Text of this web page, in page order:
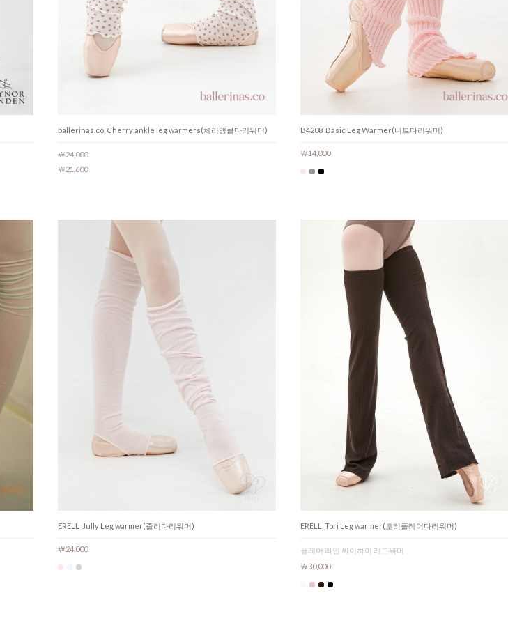
ballerinas.co_Cherry ankle leg warmers(체리앵클다리워머)
￦24,000
￦21,600
B4208_Basic Leg Warmer(니트다리워머)
￦14,000
ERELL_Jully Leg warmer(쥴리다리워머)
￦24,000
ERELL_Tori Leg warmer(토리플레어다리워머)
플레어 라인 싸이하이 레그워머
￦30,000